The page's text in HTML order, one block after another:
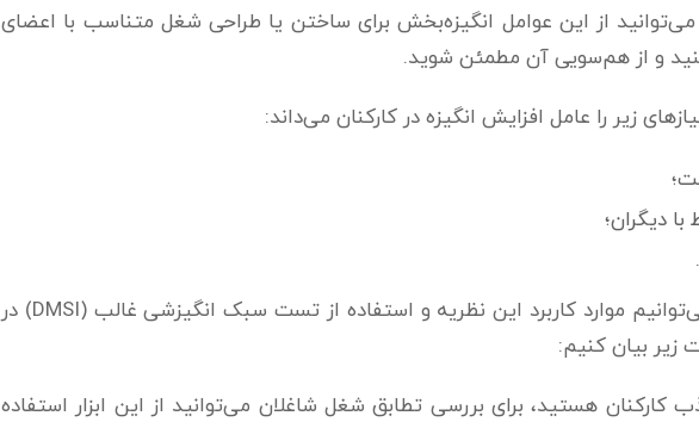
می‌توانید از این عوامل انگیزه‌بخش برای ساختن یا طراحی شغل متناسب با اعضای
و از هم‌سویی آن مطمئن شوید.
زیر را عامل افزایش انگیزه در کارکنان‌ می‌داند:
با دیگران؛
در نگاهی اجمالی می‌توانیم موارد کاربرد این نظریه و استفاده از تست سبک انگیزشی غالب (DMSI) در
زیر بیان کنیم:
کارکنان هستید، برای بررسی تطابق شغل شاغلان می‌توانید از این ابزار استفاده